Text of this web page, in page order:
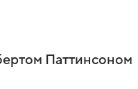
Паттинсоном